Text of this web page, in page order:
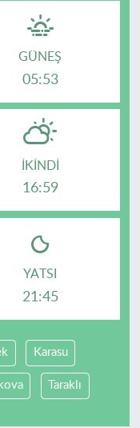
GÜNEŞ
05:53
İKINDI
16:59
YATSI
21:45
Karasu
Taraklı